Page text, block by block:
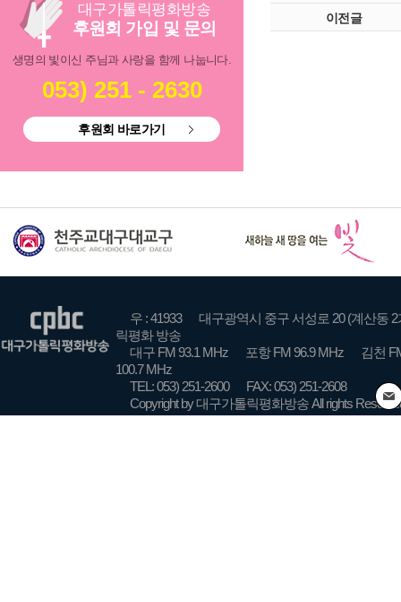
대구가톨릭평화방송
후원회 가입 및 문의
생명의 빛이신 주님과 사랑을 함께 나눕니다.
053) 251 - 2630
후원회 바로가기
이전글
우 : 41933
대구광역시 중구 서성로 20 (계산동 2
릭평화 방송
대구 FM 93.1 MHz
포항 FM 96.9 MHz
김천
100.7 MHz
TEL: 053) 251-2600
FAX: 053) 251-2608
Copyright by 대구가톨릭평화방송 All rights